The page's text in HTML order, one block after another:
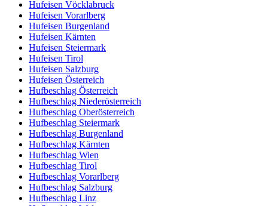
Hufeisen Vöcklabruck
Hufeisen Vorarlberg
Hufeisen Burgenland
Hufeisen Kärnten
Hufeisen Steiermark
Hufeisen Tirol
Hufeisen Salzburg
Hufeisen Österreich
Hufbeschlag Österreich
Hufbeschlag Niederösterreich
Hufbeschlag Oberösterreich
Hufbeschlag Steiermark
Hufbeschlag Burgenland
Hufbeschlag Kärnten
Hufbeschlag Wien
Hufbeschlag Tirol
Hufbeschlag Vorarlberg
Hufbeschlag Salzburg
Hufbeschlag Linz